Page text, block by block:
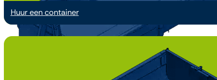
Huur een container